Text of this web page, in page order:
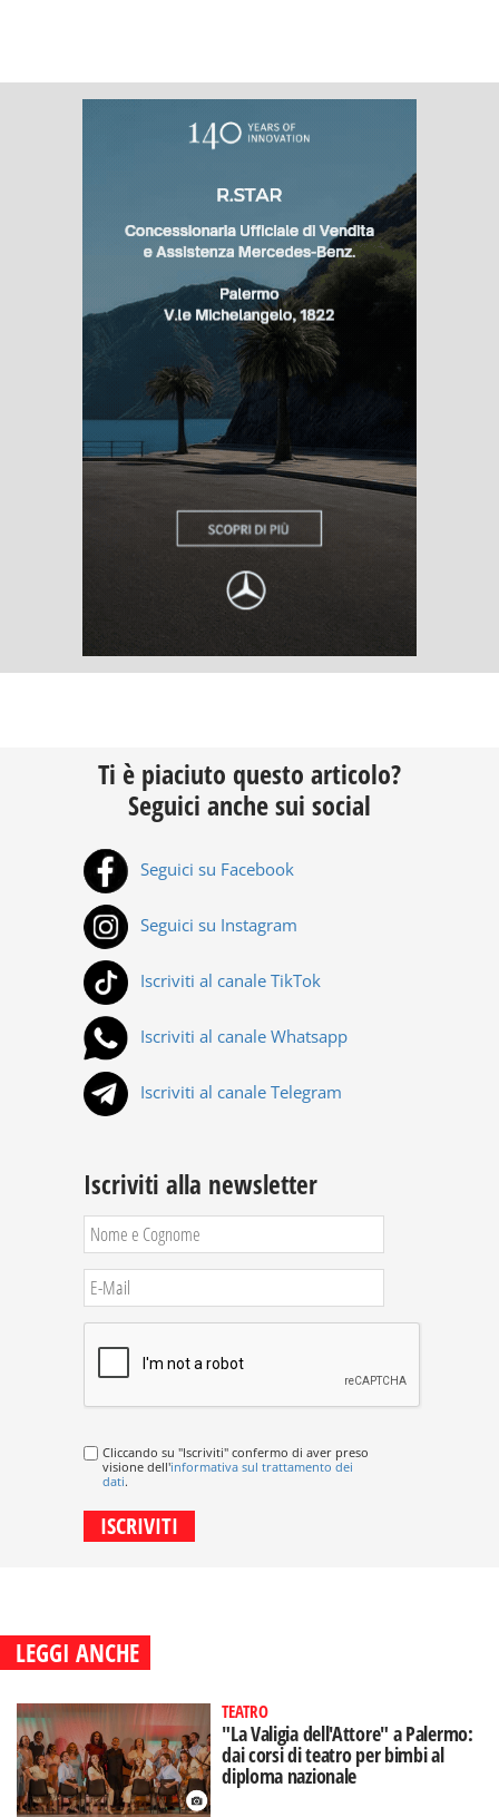
Ti è piaciuto questo articolo?
Seguici anche sui social
Seguici su Facebook
Seguici su Instagram
Iscriviti al canale TikTok
Iscriviti al canale Whatsapp
Iscriviti al canale Telegram
Iscriviti alla newsletter
Cliccando su "Iscriviti" confermo di aver preso
visione dell'informativa sul trattamento dei
dati.
LEGGI ANCHE
TEATRO
"La Valigia dell'Attore" a Palermo:
dai corsi di teatro per bimbi al
diploma nazionale